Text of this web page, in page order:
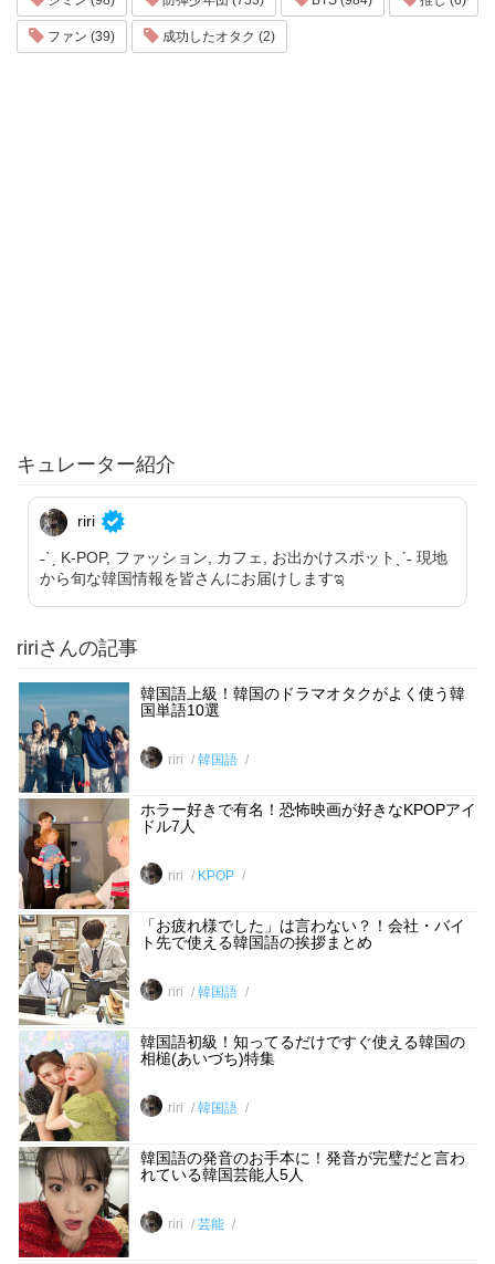
ファン (39) 成功したオタク (2)
キュレーター紹介
riri
˗ˋˏ K-POP, ファッション, カフェ, お出かけスポットˎˊ˗ 現地
から旬な韓国情報を皆さんにお届けしますಇ
ririさんの記事
韓国語上級！韓国のドラマオタクがよく使う韓
国単語10選
riri 韓国語
ホラー好きで有名！恐怖映画が好きなKPOPアイ
ドル7人
riri KPOP
「お疲れ様でした」は言わない？！会社・バイ
ト先で使える韓国語の挨拶まとめ
riri 韓国語
韓国語初級！知ってるだけですぐ使える韓国の
相槌(あいづち)特集
riri 韓国語
韓国語の発音のお手本に！発音が完璧だと言わ
れている韓国芸能人5人
riri 芸能